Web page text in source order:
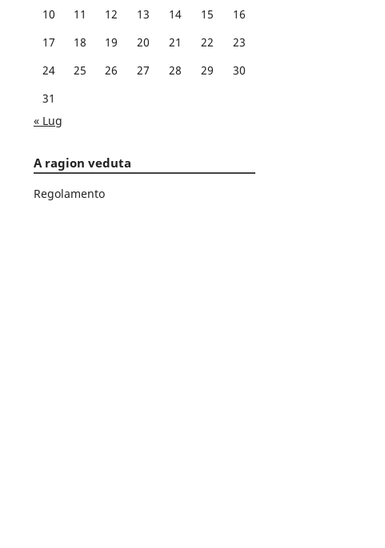
10
11 12 13 14 15
16
17
18 19 20 21 22
23
24
25 26 27 28 29
30
31
« Lug
A ragion veduta
Regolamento